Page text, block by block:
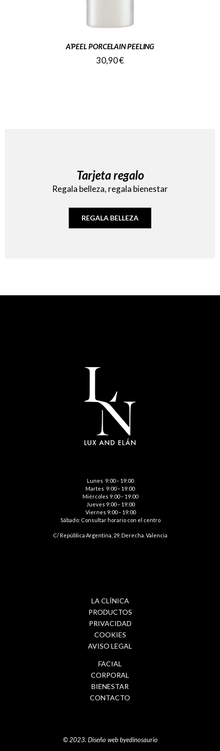
A’PEEL PORCELAIN PEELING
30,90€
Tarjeta regalo
Regala belleza, regala bienestar
REGALA BELLEZA
Lunes 9:00 – 19:00
Martes 9:00 – 19:00
Miércoles 9:00 – 19:00
Jueves 9:00 – 19:00
Viernes 9:00 – 19:00
Sábado: Consultar horario con el centro
C/ República Argentina, 29, Derecha. Valencia
LA CLÍNICA
PRODUCTOS
PRIVACIDAD
COOKIES
AVISO LEGAL
FACIAL
CORPORAL
BIENESTAR
CONTACTO
© 2023. Diseño web byedinosaurio